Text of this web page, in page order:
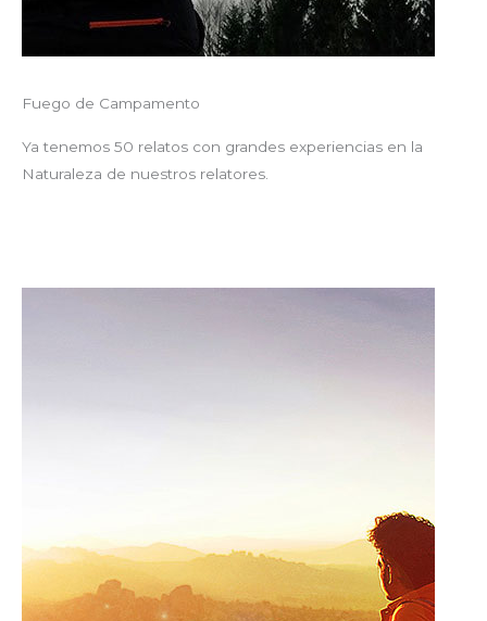
Fuego de Campamento
Ya tenemos 50 relatos con grandes experiencias en la
Naturaleza de nuestros relatores.